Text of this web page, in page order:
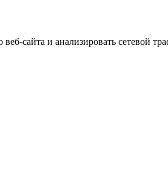
сайта и анализировать сетевой